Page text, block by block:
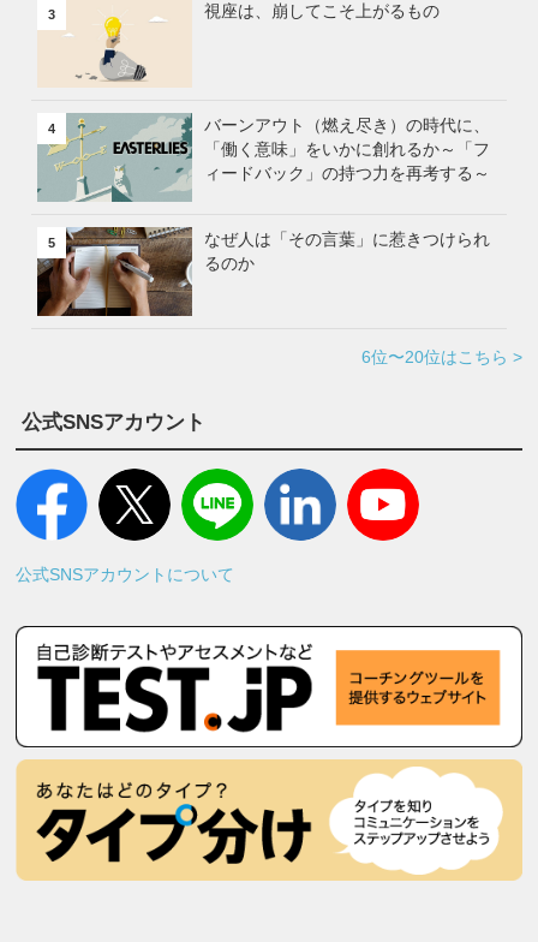
3 視座は、崩してこそ上がるもの
4
バーンアウト（燃え尽き）の時代に、
「働く意味」をいかに創れるか～「フ
ィードバック」の持つ力を再考する～
5
なぜ人は「その言葉」に惹きつけられ
るのか
6位〜20位はこちら >
公式SNSアカウント
公式SNSアカウントについて